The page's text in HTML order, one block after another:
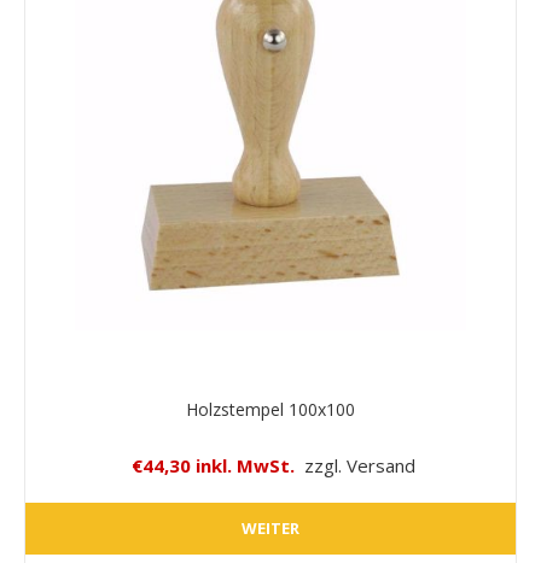
Holzstempel 100x100
€44,30 inkl. MwSt. zzgl. Versand
WEITER